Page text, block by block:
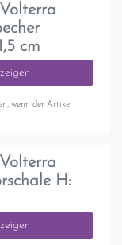
cm
wenn der Artikel
H: